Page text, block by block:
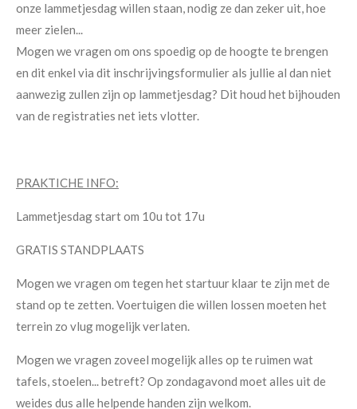
onze lammetjesdag willen staan, nodig ze dan zeker uit, hoe
meer zielen...
Mogen we vragen om ons spoedig op de hoogte te brengen
en dit enkel via dit inschrijvingsformulier als jullie al dan niet
aanwezig zullen zijn op lammetjesdag? Dit houd het bijhouden
van de registraties net iets vlotter.
PRAKTICHE INFO:
Lammetjesdag start om 10u tot 17u
GRATIS STANDPLAATS
Mogen we vragen om tegen het startuur klaar te zijn met de
stand op te zetten. Voertuigen die willen lossen moeten het
terrein zo vlug mogelijk verlaten.
Mogen we vragen zoveel mogelijk alles op te ruimen wat
tafels, stoelen... betreft? Op zondagavond moet alles uit de
weides dus alle helpende handen zijn welkom.